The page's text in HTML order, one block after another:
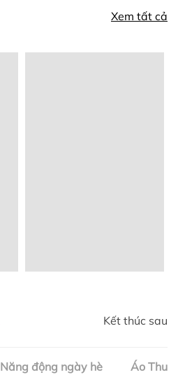
Xem tất cả
Kết thúc sau
Năng động ngày hè Áo Thun